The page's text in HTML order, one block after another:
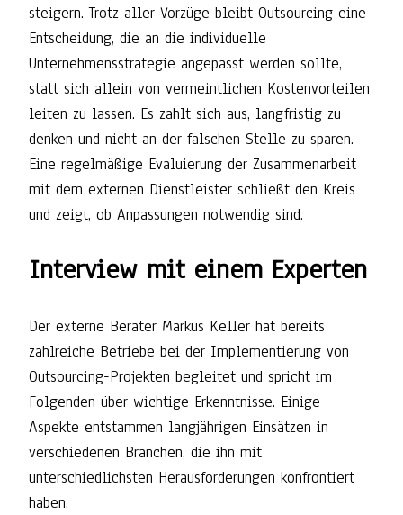
steigern. Trotz aller Vorzüge bleibt Outsourcing eine
Entscheidung, die an die individuelle
Unternehmensstrategie angepasst werden sollte,
statt sich allein von vermeintlichen Kostenvorteilen
leiten zu lassen. Es zahlt sich aus, langfristig zu
denken und nicht an der falschen Stelle zu sparen.
Eine regelmäßige Evaluierung der Zusammenarbeit
mit dem externen Dienstleister schließt den Kreis
und zeigt, ob Anpassungen notwendig sind.
Interview mit einem Experten
Der externe Berater Markus Keller hat bereits
zahlreiche Betriebe bei der Implementierung von
Outsourcing-Projekten begleitet und spricht im
Folgenden über wichtige Erkenntnisse. Einige
Aspekte entstammen langjährigen Einsätzen in
verschiedenen Branchen, die ihn mit
unterschiedlichsten Herausforderungen konfrontiert
haben.